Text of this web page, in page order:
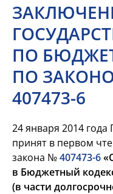
ПО
ПО
407473-6
24 января 2014
принят в первом
закона №407473-6
в Бюджетный
(в части